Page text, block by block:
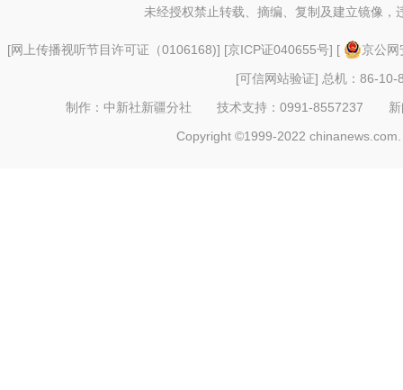
未经授权禁止转载、摘编、复制及建立镜像，
[网上传播视听节目许可证（0106168)] [京ICP证040655号] [
京公
[可信网站验证] 总机：86-10-
制作：中新社新疆分社 技术支持：0991-8557237
Copyright ©1999-2022